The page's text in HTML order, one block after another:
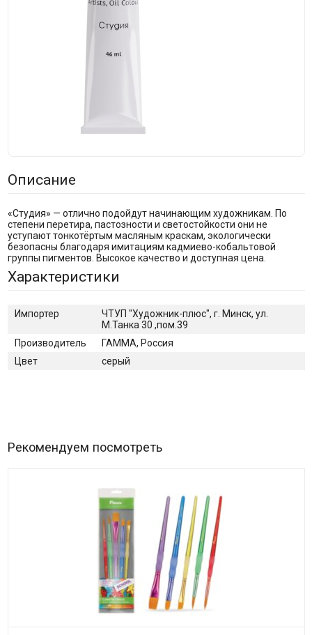
Описание
«Студия» — отлично подойдут начинающим художникам. По
степени перетира, пастозности и светостойкости они не
уступают тонкотёртым масляным краскам, экологически
безопасны благодаря имитациям кадмиево-кобальтовой
группы пигментов. Высокое качество и доступная цена.
Характеристики
Импортер
ЧТУП "Художник-плюс", г. Минск, ул.
М.Танка 30 ,пом.39
Производитель
ГАММА, Россия
Цвет
серый
Рекомендуем посмотреть